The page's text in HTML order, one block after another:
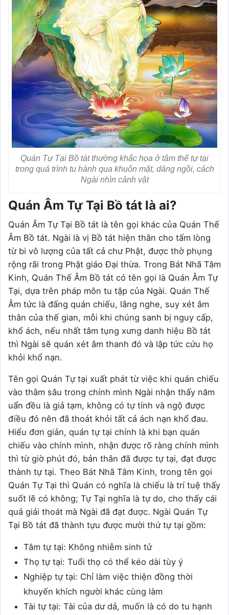
Quán Tự Tại Bồ tát thường khắc họa ở tâm thế tự tại
trong quá trình tu hành qua khuôn mặt, dáng ngồi, cách
Ngài nhìn cảnh vật
Quán Âm Tự Tại Bồ tát là ai?
Quán Âm Tự Tại Bồ tát là tên gọi khác của Quán Thế
Âm Bồ tát. Ngài là vị Bồ tát hiện thân cho tấm lòng
từ bi vô lượng của tất cả chư Phật, được thờ phụng
rộng rãi trong Phật giáo Đại thừa. Trong Bát Nhã Tâm
Kinh, Quán Thế Âm Bồ tát có tên gọi là Quán Âm Tự
Tại, dựa trên pháp môn tu tập của Ngài. Quán Thế
Âm tức là đấng quán chiếu, lắng nghe, suy xét âm
thân của thế gian, mỗi khi chúng sanh bị nguy cấp,
khổ ách, nếu nhất tâm tụng xưng danh hiệu Bồ tát
thì Ngài sẽ quán xét âm thanh đó và lập tức cứu họ
khỏi khổ nạn.
Tên gọi Quán Tự tại xuất phát từ việc khi quán chiếu
vào thâm sâu trong chính mình Ngài nhận thấy năm
uẩn đều là giả tạm, không có tự tính và ngộ được
điều đó nên đã thoát khỏi tất cả ách nạn khổ đau.
Hiểu đơn giản, quán tự tại chính là khi bạn quán
chiếu vào chính mình, nhận được rõ ràng chính mình
thì từ giờ phút đó, bản thân đã được tự tại, đạt được
thành tự tại. Theo Bát Nhã Tâm Kinh, trong tên gọi
Quán Tự Tại thì Quán có nghĩa là chiếu là trí tuệ thấy
suốt lẽ có không; Tự Tại nghĩa là tự do, cho thấy cái
quả giải thoát mà Ngài đã đạt được. Ngài Quán Tự
Tại Bồ tát đã thành tựu được mười thứ tự tại gồm:
Tâm tự tại: Không nhiễm sinh tử
Thọ tự tại: Tuổi thọ có thể kéo dài tùy ý
Nghiệp tự tại: Chỉ làm việc thiện đồng thời
khuyến khích người khác cùng làm
Tài tự tại: Tài của dư dả, muốn là có do tu hạnh